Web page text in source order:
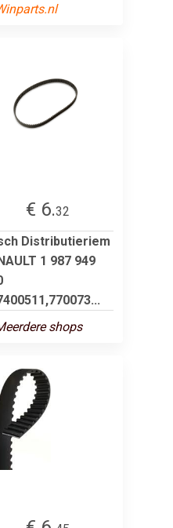
€ 6.32
Distributieriem
1 987 949
shops